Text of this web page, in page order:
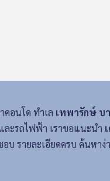
คอนโด ทำเล เทพารักษ์ บ
ละรถไฟฟ้า เราขอแนะนำ
บ รายละเอียดครบ ค้นหา